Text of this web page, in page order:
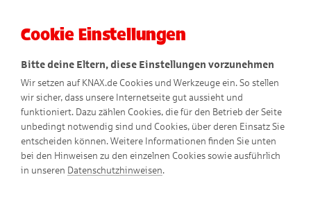
Feelicias Wunderblumen
Cookie Einstellungen
Bitte deine Eltern, diese Einstellungen vorzunehmen
Wir setzen auf KNAX.de Cookies und Werkzeuge ein. So stellen
wir sicher, dass unsere Internetseite gut aussieht und
funktioniert. Dazu zählen Cookies, die für den Betrieb der Seite
unbedingt notwendig sind und Cookies, über deren Einsatz Sie
entscheiden können. Weitere Informationen finden Sie unten
bei den Hinweisen zu den einzelnen Cookies sowie ausführlich
in unseren Datenschutzhinweisen.